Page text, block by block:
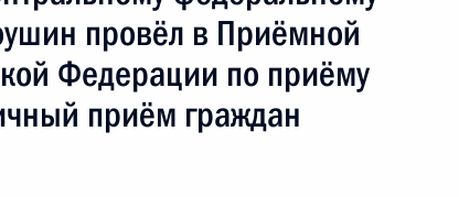
следующие материалы
провёл в Приёмной
Федерации по приёму
приём граждан